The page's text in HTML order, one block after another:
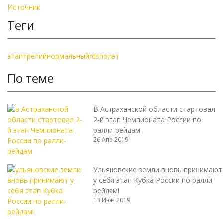
Источник
Теги
этаптретийнормальныйrdsполет
По теме
В Астраханской области стартовал
2-й этап Чемпионата России по
ралли-рейдам
26 Апр 2019
Ульяновские земли вновь принимают
у себя этап Кубка России по ралли-
рейдам!
13 Июн 2019